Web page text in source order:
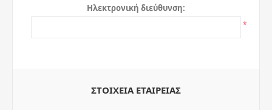
Ηλεκτρονική διεύθυνση:
*
ΣΤΟΙΧΕΊΑ ΕΤΑΙΡΕΊΑΣ